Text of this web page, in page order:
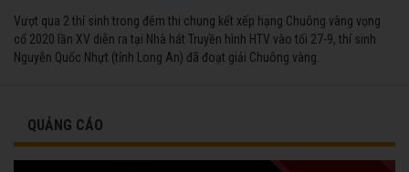
Vượt qua 2 thí sinh trong đêm thi chung kết xếp hạng Chuông vàng vọng
cổ 2020 lần XV diễn ra tại Nhà hát Truyền hình HTV vào tối 27-9, thí sinh
Nguyễn Quốc Nhựt (tỉnh Long An) đã đoạt giải Chuông vàng.
QUẢNG CÁO